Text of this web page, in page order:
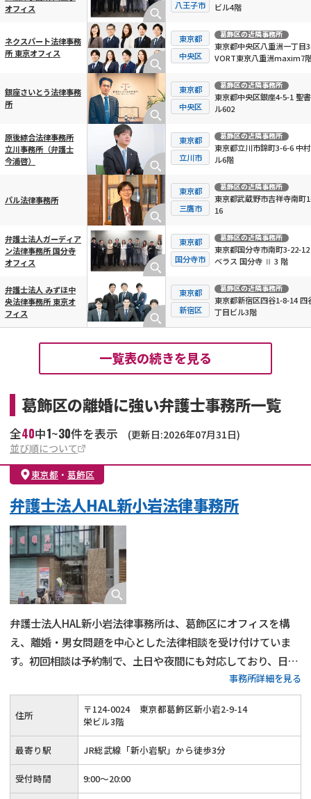
オフィス
八王子市
ビル4階
ネクスパート法律事務
所 東京オフィス
東京都
中央区
葛飾区の近隣事務所
東京都中央区八重洲一丁目
VORT東京八重洲maxim7
銀座さいとう法律事務
所
東京都
中央区
葛飾区の近隣事務所
東京都中央区銀座4-5-1 聖
ル602
原後綜合法律事務所
立川事務所（弁護士
今浦啓）
東京都
立川市
葛飾区の近隣事務所
東京都立川市錦町3-6-6 中
ル6階
パル法律事務所
東京都
三鷹市
葛飾区の近隣事務所
東京都武蔵野市吉祥寺南町
16
弁護士法人ガーディア
ン法律事務所 国分寺
オフィス
東京都
国分寺市
葛飾区の近隣事務所
東京都国分寺市南町3-22-
ベラス 国分寺 Ⅱ 3 階
弁護士法人 みずほ中
央法律事務所 東京オ
フィス
東京都
新宿区
葛飾区の近隣事務所
東京都新宿区四谷1-8-14 四
丁目ビル3階
一覧表の続きを見る
葛飾区の離婚に強い弁護士事務所一覧
全40中1~30件を表示
(更新日:2026年07月31日)
並び順について
東京都 ・ 葛飾区
弁護士法人HAL新小岩法律事務所
弁護士法人HAL新小岩法律事務所は、葛飾区にオフィスを構
え、離婚・男女問題を中心とした法律相談を受け付けていま
す。初回相談は予約制で、土日や夜間にも対応しており、日中
に時間が取れない方でも相談しやすい体制になっています。
事務所詳細を見る
住所 〒124-0024
東京都葛飾区新小岩2-9-14
栄ビル3階
最寄り駅 JR総武線「新小岩駅」から徒歩3分
受付時間 9:00～20:00